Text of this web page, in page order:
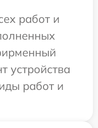
работ и
устройства
работ и